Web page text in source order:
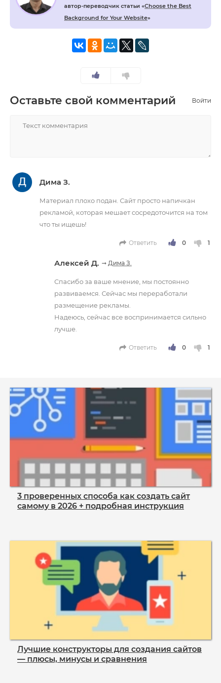
автор-переводчик статьи «Choose the Best
Background for Your Website»
Оставьте свой комментарий Войти
Дима З.
Материал плохо подан. Сайт просто напичкан
рекламой, которая мешает сосредоточится на том
что ты ищешь!
Ответить
Алексей Д. ➞ Дима З.
Спасибо за ваше мнение, мы постоянно
развиваемся. Сейчас мы переработали
размещение рекламы.
Надеюсь, сейчас все воспринимается сильно
лучше.
Ответить
3 проверенных способа как создать сайт
самому в 2026 + подробная инструкция
Лучшие конструкторы для создания сайтов
— плюсы, минусы и сравнения